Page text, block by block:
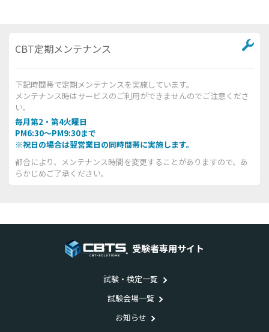
CBT定期メンテナンス
下記時間帯で定期メンテナンスを実施しています。
メンテナンス時はサービスのご利用ができませんのでご注意くださ
い。
毎月第2・第4火曜日
PM6:30～PM9:30まで
※祝日の場合は翌営業日の同時間帯に実施します。
都合により、メンテナンス時間を変更することがありますので、あ
らかじめご了承ください。
受験者専用サイト
試験・検定一覧
試験会場一覧
お知らせ